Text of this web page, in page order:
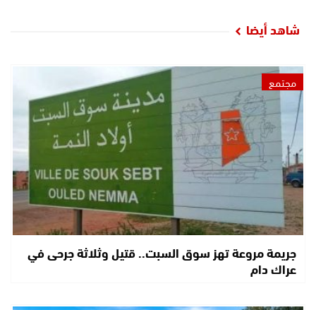
شاهد أيضا
مجتمع
جريمة مروعة تهز سوق السبت.. قتيل وثلاثة جرحى في
عراك دام